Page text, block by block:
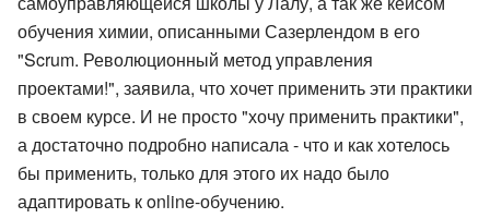
обучения химии, описанными Сазерлендом в его
"Scrum. Революционный метод управления
проектами!", заявила, что хочет применить эти практики
в своем курсе. И не просто "хочу применить практики",
а достаточно подробно написала - что и как хотелось
бы применить, только для этого их надо было
адаптировать к online-обучению.